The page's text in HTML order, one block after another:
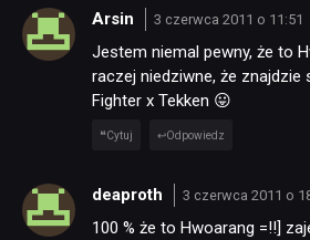
Arsin 3 czerwca 2011 o 11:51
Jestem niemal pewny, że to
raczej niedziwne, że znajdzie
Fighter x Tekken 😛
Cytuj Odpowiedz
deaproth 3 czerwca 2011 o
100 % że to Hwoarang =!!]